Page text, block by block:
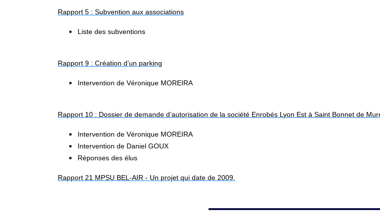
Rapport 5 : Subvention aux associations
Liste des subventions
Rapport 9 : Création d’un parking
Intervention de Véronique MOREIRA
Rapport 10 : Dossier de demande d’autorisation de la société Enrobés Lyon Est à Saint Bonnet de
Intervention de Véronique MOREIRA
Intervention de Daniel GOUX
Réponses des élus
Rapport 21 MPSU BEL-AIR - Un projet qui date de 2009.